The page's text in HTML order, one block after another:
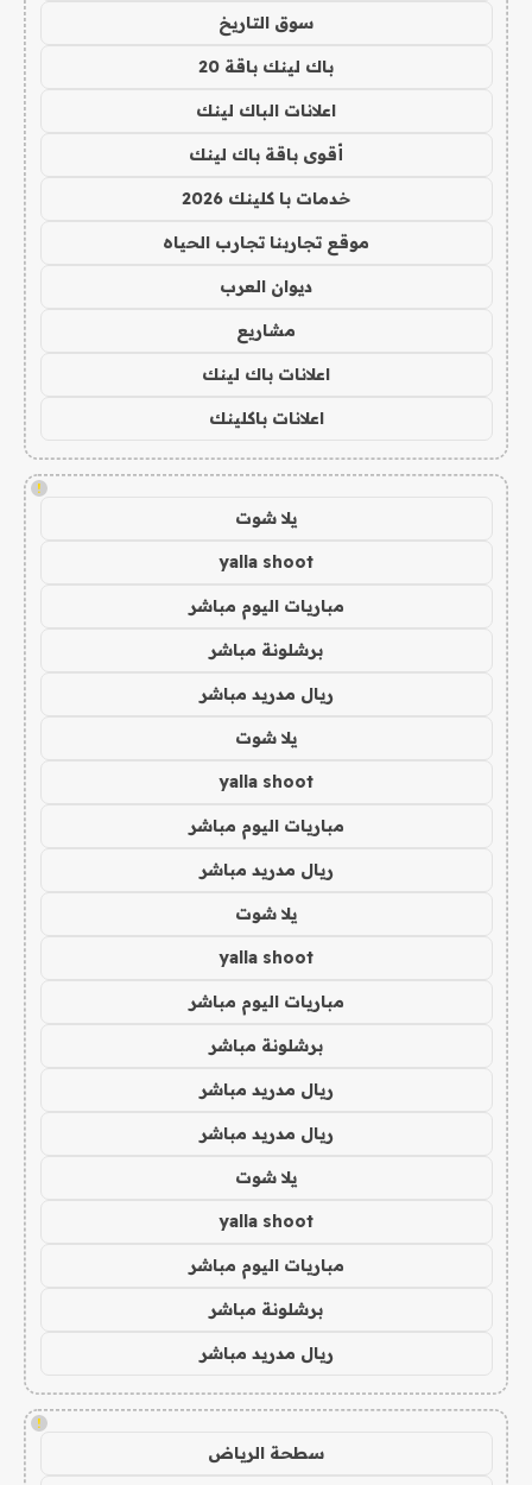
سوق التاريخ
باك لينك باقة 20
اعلانات الباك لينك
أقوى باقة باك لينك
خدمات با كلينك 2026
موقع تجاربنا تجارب الحياه
ديوان العرب
مشاريع
اعلانات باك لينك
اعلانات باكلينك
!
يلا شوت
yalla shoot
مباريات اليوم مباشر
برشلونة مباشر
ريال مدريد مباشر
يلا شوت
yalla shoot
مباريات اليوم مباشر
ريال مدريد مباشر
يلا شوت
yalla shoot
مباريات اليوم مباشر
برشلونة مباشر
ريال مدريد مباشر
ريال مدريد مباشر
يلا شوت
yalla shoot
مباريات اليوم مباشر
برشلونة مباشر
ريال مدريد مباشر
!
سطحة الرياض